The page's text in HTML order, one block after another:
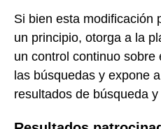
Si bien esta modificación
un principio, otorga a la
un control continuo
las búsquedas y expone
resultados de búsqueda